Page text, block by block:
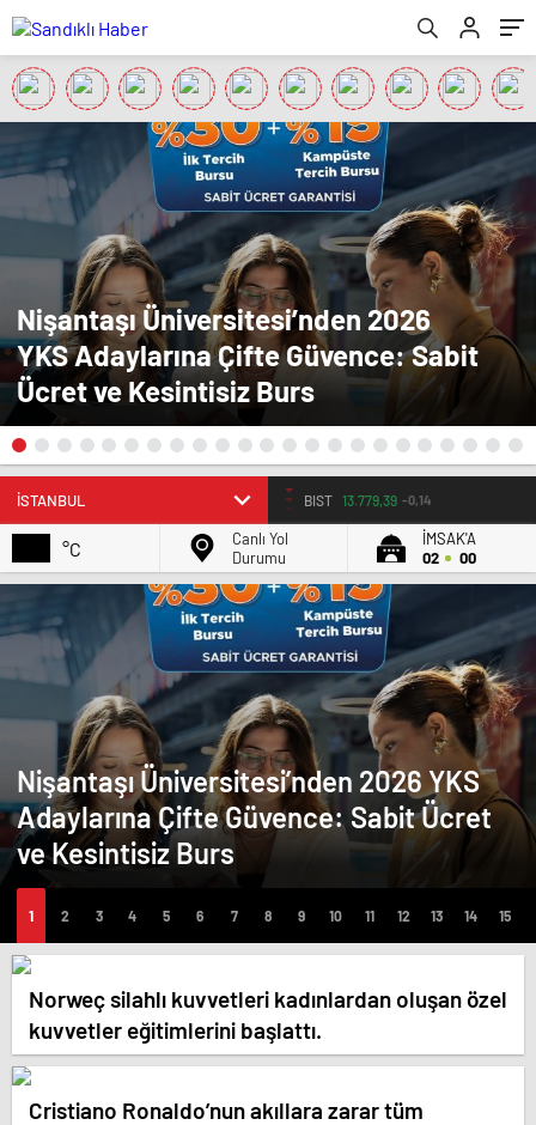
Nişantaşı Üniversitesi’nden 2026
YKS Adaylarına Çifte Güvence: Sabit
Ücret ve Kesintisiz Burs
BIST 13.779,39 -0,14
°C
Canlı Yol
Durumu
İMSAK'A
02
00
Nişantaşı Üniversitesi’nden 2026 YKS
Adaylarına Çifte Güvence: Sabit Ücret
ve Kesintisiz Burs
Norweç silahlı kuvvetleri kadınlardan oluşan özel
kuvvetler eğitimlerini başlattı.
Cristiano Ronaldo’nun akıllara zarar tüm